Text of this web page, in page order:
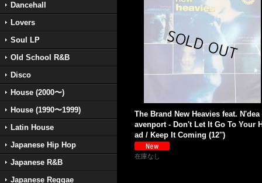
Dancehall
Lovers
Soul LP
Old School R&B
Disco
House (2000〜)
House (1990〜1999)
Latin House
Japanese Hip Hop
Japanese R&B
Japanese Reggae
The Brand New Heavies feat. N'dea
avenport - Don't Let It Go To Your
ad / Keep It Coming (12'')
在庫なし